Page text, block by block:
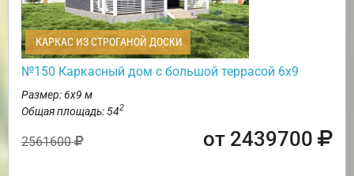
КАРКАС ИЗ СТРОГАНОЙ ДОСКИ
№150 Каркасный дом с большой террасой 6х9
Размер: 6х9 м
Общая площадь: 542
2561600 от 2439700